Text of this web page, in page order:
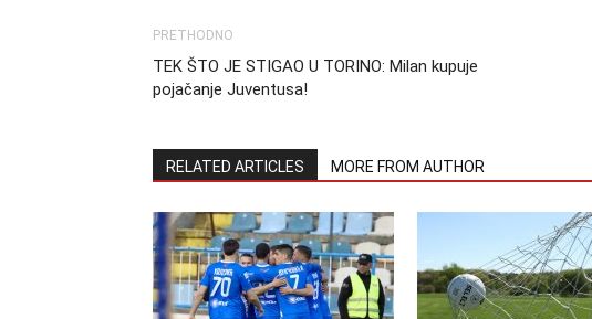
PRETHODNO
TEK ŠTO JE STIGAO U TORINO: Milan kupuje
pojačanje Juventusa!
RELATED ARTICLES MORE FROM AUTHOR